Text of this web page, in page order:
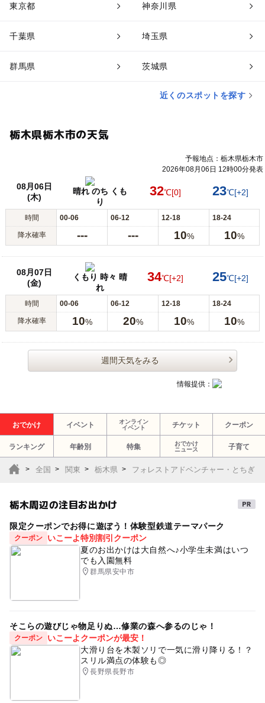
東京都 神奈川県
千葉県 埼玉県
群馬県 茨城県
近くのスポットを探す
栃木県栃木市の天気
予報地点：栃木県栃木市
2026年08月06日 12時00分発表
08月06日
(木)
晴れ のち くも
り
32℃[0] 23℃[+2]
時間 00-06 06-12 12-18 18-24
降水確率 --- --- 10% 10%
08月07日
(金)
くもり 時々 晴
れ
34℃[+2] 25℃[+2]
時間 00-06 06-12 12-18 18-24
降水確率 10% 20% 10% 10%
週間天気をみる
情報提供：
おでかけ イベント
オンライン
イベント
チケット クーポン
ランキング 年齢別 特集
おでかけ
ニュース
子育て
全国 関東 栃木県 フォレストアドベンチャー・とちぎ
栃木周辺の注目お出かけ
限定クーポンでお得に遊ぼう！体験型鉄道テーマパーク
クーポン
いこーよ特別割引クーポン
夏のお出かけは大自然へ♪小学生未満はいつ
でも入園無料
群馬県安中市
そこらの遊びじゃ物足りぬ…修業の森へ参るのじゃ！
クーポン
いこーよクーポンが最安！
大滑り台を木製ソリで一気に滑り降りる！？
スリル満点の体験も◎
長野県長野市